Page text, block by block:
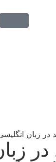
انگلیسی و 58 مثال برای تمام
در